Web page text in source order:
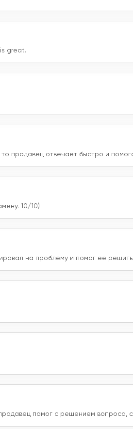
great.
продавец отвечает быстро и
10/10)
на проблему и помог ее
помог с решением вопроса,